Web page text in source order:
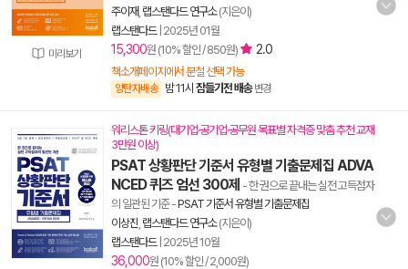
미리보기
주이재 랩스탠다드 연구소(지은이)
랩스탠다드| 2025년 01월
15,300원 (10% 할인 / 850원) 2.0
책소개페이지에서 분철 선택 가능
양탄자배송 밤 11시 잠들기전 배송 변경
워리스톤 키링(대기업·공기업·공무원 목표별 자격증 맞춤 추천 교재
3만원 이상)
PSAT 상황판단 기준서 유형별 기출문제집 ADVA
NCED 퀴즈 엄선 300제 - 한 권으로 끝내는 실전 고득점자
의 일관된 기준-PSAT 기준서 유형별 기출문제집
이상진 랩스탠다드 연구소(지은이)
랩스탠다드| 2025년 10월
36,000원 (10% 할인 / 2,000원)